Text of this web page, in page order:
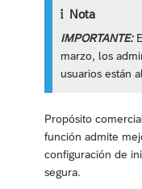
Nota
IMPORTANTE:
marzo, los
usuarios están
Propósito
función admite
configuración de
segura.